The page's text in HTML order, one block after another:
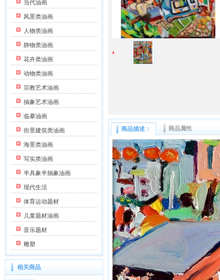
当代油画
风景类油画
人物类油画
静物类油画
花卉类油画
动物类油画
宗教艺术油画
抽象艺术油画
临摹油画
街景建筑类油画
海景类油画
写实类油画
半具象半抽象油画
现代生活
体育运动题材
儿童题材油画
音乐题材
雕塑
相关商品
商品描述： 商品属性